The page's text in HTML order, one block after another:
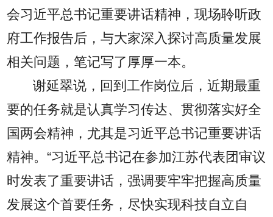
会习近平总书记重要讲话精神，现场聆听政
府工作报告后，与大家深入探讨高质量发展
相关问题，笔记写了厚厚一本。
谢延翠说，回到工作岗位后，近期最重
要的任务就是认真学习传达、贯彻落实好全
国两会精神，尤其是习近平总书记重要讲话
精神。“习近平总书记在参加江苏代表团审议
时发表了重要讲话，强调要牢牢把握高质量
发展这个首要任务，尽快实现科技自立自